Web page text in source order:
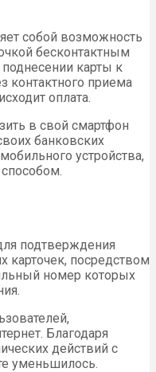
собой возможность
бесконтактным
карты к
контактного приема
оплата.
в свой смартфон
банковских
устройства,
подтверждения
карточек, посредством
номер которых
Благодаря
действий с
уменьшилось.